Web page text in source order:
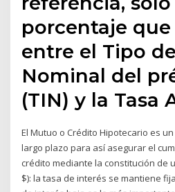
porcentaje
entre el Tipo
Nominal del
(TIN) y la Tasa
El Mutuo o Crédito Hipotecario es
largo plazo para así asegurar el
crédito mediante la constitución de
$): la tasa de interés se mantiene